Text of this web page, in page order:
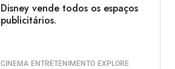
Disney vende todos os espaços
publicitários.
CINEMA ENTRETENIMENTO EXPLORE